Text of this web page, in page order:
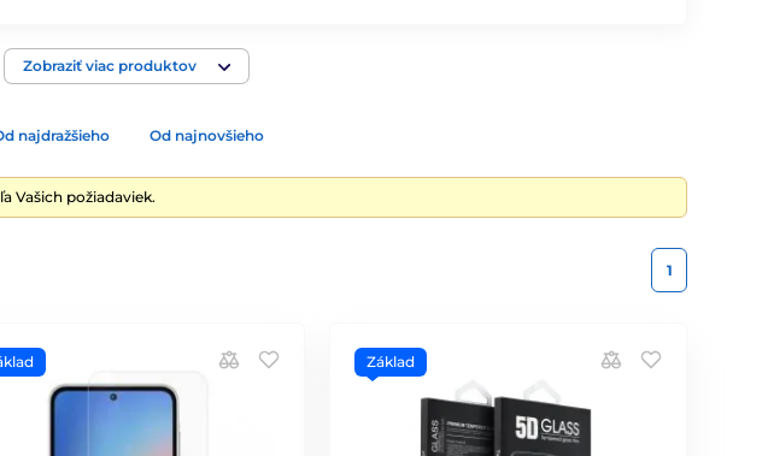
Zobraziť viac produktov
najdražšieho Od najnovšieho
Vašich požiadaviek.
1
Základ